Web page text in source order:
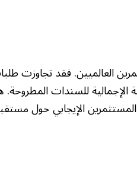
العالميين. فقد تجاوزت
الإجمالية للسندات
الإيجابي حول